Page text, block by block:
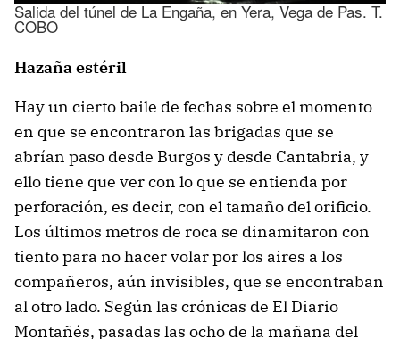
Salida del túnel de La Engaña, en Yera, Vega de Pas. T.
COBO
Hazaña estéril
Hay un cierto baile de fechas sobre el momento
en que se encontraron las brigadas que se
abrían paso desde Burgos y desde Cantabria, y
ello tiene que ver con lo que se entienda por
perforación, es decir, con el tamaño del orificio.
Los últimos metros de roca se dinamitaron con
tiento para no hacer volar por los aires a los
compañeros, aún invisibles, que se encontraban
al otro lado. Según las crónicas de El Diario
Montañés, pasadas las ocho de la mañana del